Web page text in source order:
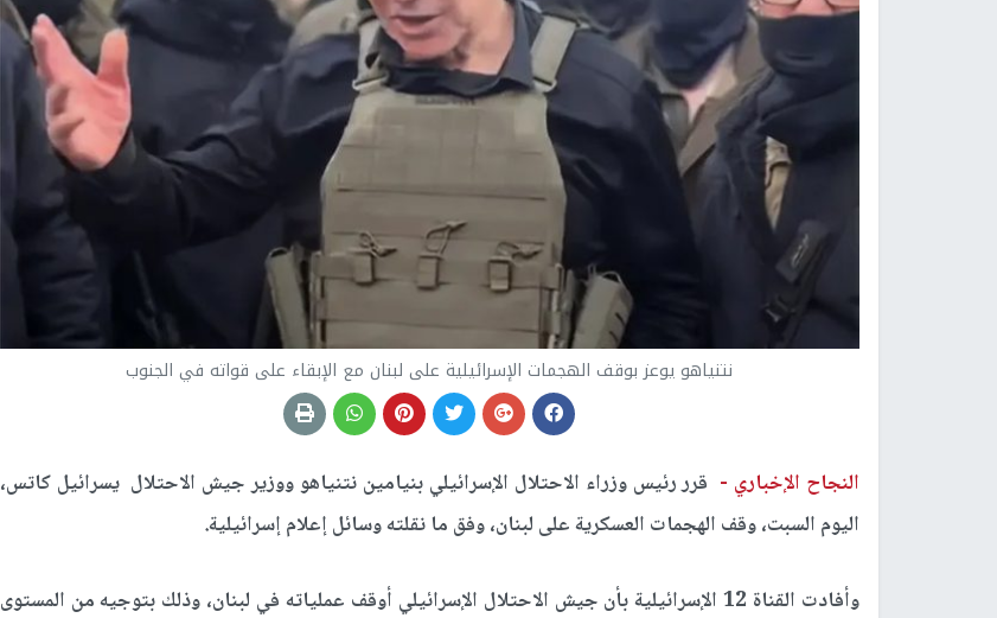
نتنياهو يوعز بوقف الهجمات الإسرائيلية على لبنان مع الإبقاء على قواته في الجنوب
النجاح الإخباري - قرر رئيس وزراء الاحتلال الإسرائيلي بنيامين نتنياهو ووزير جيش الاحتلال يسرائيل كاتس،
اليوم السبت، وقف الهجمات العسكرية على لبنان، وفق ما نقلته وسائل إعلام إسرائيلية.
وأفادت القناة 12 الإسرائيلية بأن جيش الاحتلال الإسرائيلي أوقف عملياته في لبنان، وذلك بتوجيه من المستوى